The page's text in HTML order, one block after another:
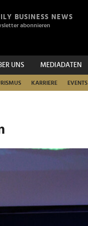
BUSINESS NEWS
abonnieren
UNS MEDIADATEN
KARRIERE EVENTS